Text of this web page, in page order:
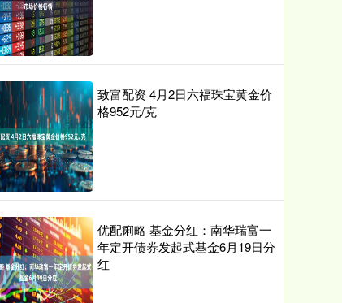
致富配资 4月2日六福珠宝黄金价
格952元/克
优配痢略 基金分红：南华瑞富一
年定开债券发起式基金6月19日分
红